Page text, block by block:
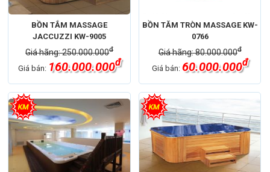
BỒN TẮM MASSAGE
JACCUZZI KW-9005
Giá hãng: 250.000.000đ
Giá bán: 160.000.000đ
BỒN TĂM TRÒN MASSAGE KW-
0766
Giá hãng: 80.000.000đ
Giá bán: 60.000.000đ